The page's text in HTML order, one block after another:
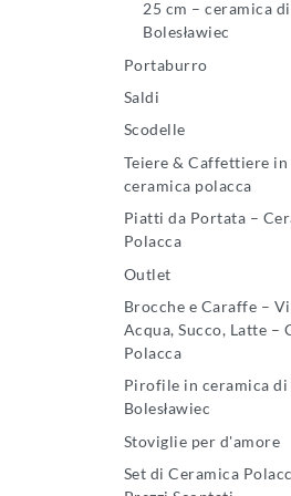
25 cm – ceramica di
Bolesławiec
Portaburro
Saldi
Scodelle
Teiere & Caffettiere in
ceramica polacca
Piatti da Portata –
Polacca
Outlet
Brocche e Caraffe –
Acqua, Succo, Latte –
Polacca
Pirofile in ceramica di
Bolesławiec
Stoviglie per d'amore
Set di Ceramica